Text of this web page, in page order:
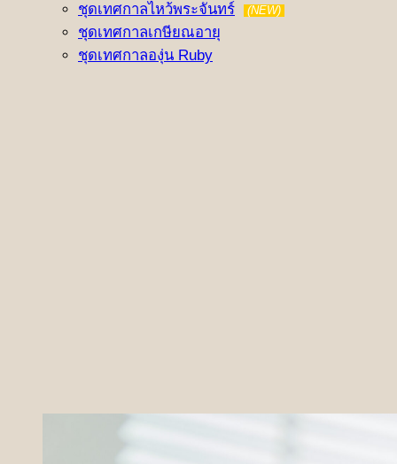
ชุดเทศกาลไหว้พระจันทร์ (NEW)
ชุดเทศกาลเกษียณอายุ
ชุดเทศกาลองุ่น Ruby